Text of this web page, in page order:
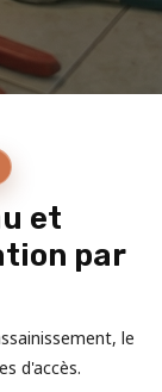
et
par
le
d'accès.